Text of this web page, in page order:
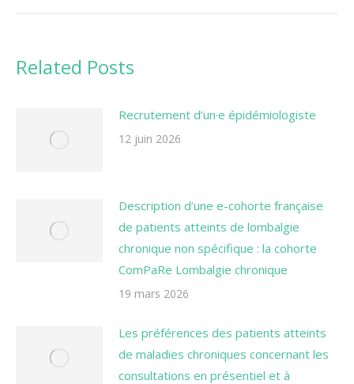
Related Posts
Recrutement d’un·e épidémiologiste
12 juin 2026
Description d’une e-cohorte française
de patients atteints de lombalgie
chronique non spécifique : la cohorte
ComPaRe Lombalgie chronique
19 mars 2026
Les préférences des patients atteints
de maladies chroniques concernant les
consultations en présentiel et à